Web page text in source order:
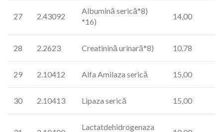
27 2.43092
Albumină serică*8)
*16)
14,00
28 2.2623 Creatinină urinară*8) 10,78
29 2.10412 Alfa Amilaza serică 15,00
30 2.10413 Lipaza serică 15,00
Lactatdehidrogenaza